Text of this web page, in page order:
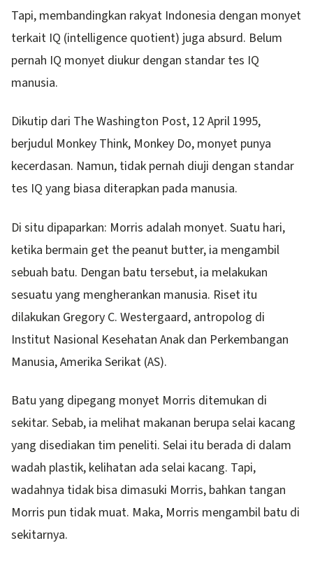
Tapi, membandingkan rakyat Indonesia dengan monyet
terkait IQ (intelligence quotient) juga absurd. Belum
pernah IQ monyet diukur dengan standar tes IQ
manusia.
Dikutip dari The Washington Post, 12 April 1995,
berjudul Monkey Think, Monkey Do, monyet punya
kecerdasan. Namun, tidak pernah diuji dengan standar
tes IQ yang biasa diterapkan pada manusia.
Di situ dipaparkan: Morris adalah monyet. Suatu hari,
ketika bermain get the peanut butter, ia mengambil
sebuah batu. Dengan batu tersebut, ia melakukan
sesuatu yang mengherankan manusia. Riset itu
dilakukan Gregory C. Westergaard, antropolog di
Institut Nasional Kesehatan Anak dan Perkembangan
Manusia, Amerika Serikat (AS).
Batu yang dipegang monyet Morris ditemukan di
sekitar. Sebab, ia melihat makanan berupa selai kacang
yang disediakan tim peneliti. Selai itu berada di dalam
wadah plastik, kelihatan ada selai kacang. Tapi,
wadahnya tidak bisa dimasuki Morris, bahkan tangan
Morris pun tidak muat. Maka, Morris mengambil batu di
sekitarnya.